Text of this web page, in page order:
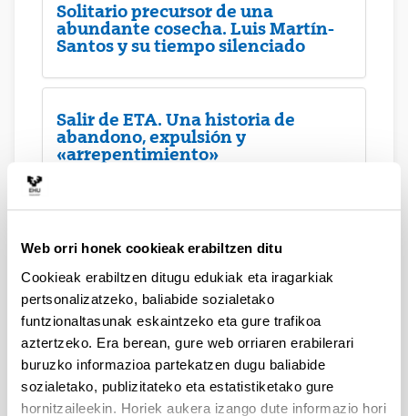
Web orri honek cookieak erabiltzen ditu
Cookieak erabiltzen ditugu edukiak eta iragarkiak
pertsonalizatzeko, baliabide sozialetako
funtzionaltasunak eskaintzeko eta gure trafikoa
aztertzeko. Era berean, gure web orriaren erabilerari
buruzko informazioa partekatzen dugu baliabide
sozialetako, publizitateko eta estatistiketako gure
hornitzaileekin. Horiek aukera izango dute informazio hori
Solitario precursor de una
abundante cosecha. Luis Martín-
Santos y su tiempo silenciado
Salir de ETA. Una historia de
abandono, expulsión y
«arrepentimiento»
política
Desagertutako Irun
Irún desaparecido